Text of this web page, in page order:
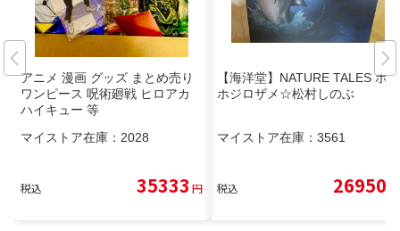
アニメ 漫画 グッズ まとめ売り
ワンピース 呪術廻戦 ヒロアカ
ハイキュー 等
マイストア在庫： 2028
税込 35333 円
【海洋堂】NATURE TALES ホ
ホジロザメ☆松村しのぶ
マイストア在庫： 3561
税込 26950